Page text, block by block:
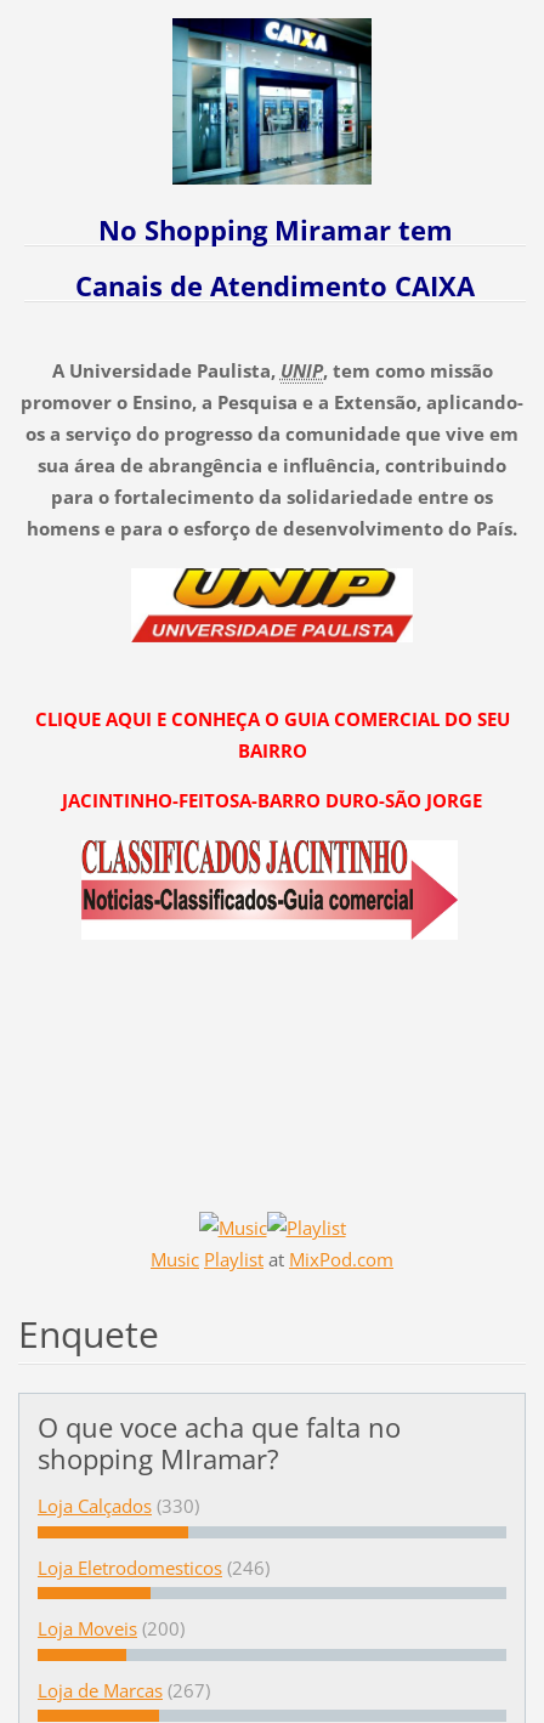
No Shopping Miramar tem
Canais de Atendimento CAIXA
A Universidade Paulista, UNIP, tem como missão
promover o Ensino, a Pesquisa e a Extensão, aplicando-
os a serviço do progresso da comunidade que vive em
sua área de abrangência e influência, contribuindo
para o fortalecimento da solidariedade entre os
homens e para o esforço de desenvolvimento do País.
CLIQUE AQUI E CONHEÇA O GUIA COMERCIAL DO SEU
BAIRRO
JACINTINHO-FEITOSA-BARRO DURO-SÃO JORGE
Music Playlist at MixPod.com
Enquete
O que voce acha que falta no
shopping MIramar?
Loja Calçados (330)
Loja Eletrodomesticos (246)
Loja Moveis (200)
Loja de Marcas (267)